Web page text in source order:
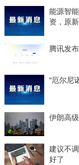
能源智
资，原
腾讯发
“厄尔尼
伊朗高
建议不
好了